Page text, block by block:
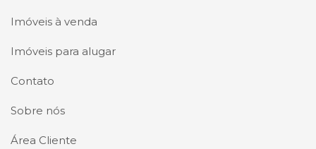
Imóveis à venda
Imóveis para alugar
Contato
Sobre nós
Área Cliente